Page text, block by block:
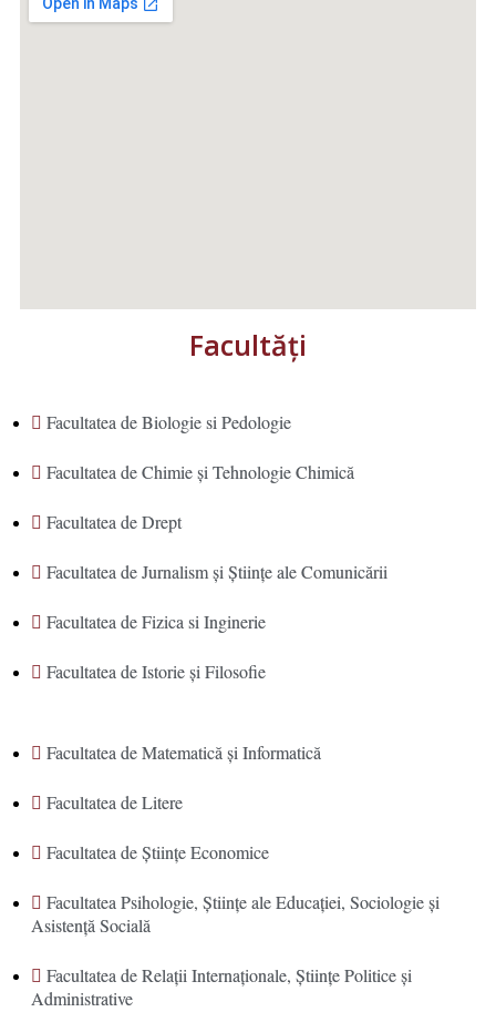
Facultăţi
Facultatea de Biologie si Pedologie
Facultatea de Chimie şi Tehnologie Chimică
Facultatea de Drept
Facultatea de Jurnalism şi Ştiinţe ale Comunicării
Facultatea de Fizica si Inginerie
Facultatea de Istorie şi Filosofie
Facultatea de Matematică şi Informatică
Facultatea de Litere
Facultatea de Științe Economice
Facultatea Psihologie, Ştiinţe ale Educaţiei, Sociologie și
Asistență Socială
Facultatea de Relaţii Internaţionale, Ştiinţe Politice şi
Administrative